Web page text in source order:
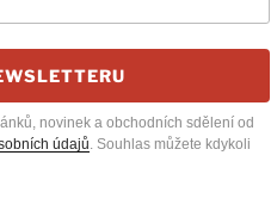
novinek a obchodních sdělení od
údajů . Souhlas můžete kdykoli